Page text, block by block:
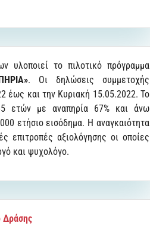
υλοποιεί το πιλοτικό πρόγραμμα
. Οι δηλώσεις συμμετοχής
έως και την Κυριακή 15.05.2022. Το
ετών με αναπηρία 67% και άνω
ετήσιο εισόδημα. Η αναγκαιότητα
επιτροπές αξιολόγησης οι οποίες
και ψυχολόγο.
Δράσης